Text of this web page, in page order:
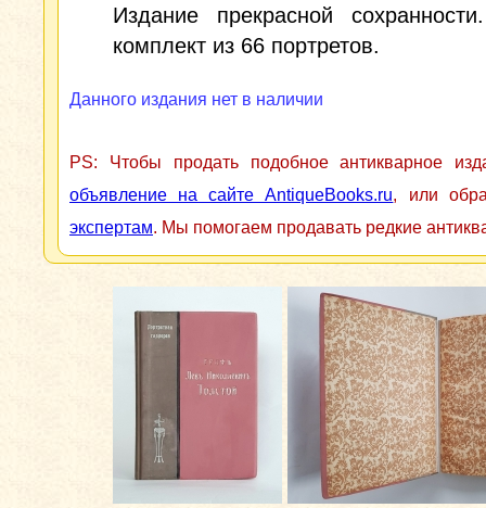
Издание прекрасной
комплект из 66 портретов.
Данного издания нет в наличии
PS: Чтобы продать подобное антикварное
объявление на сайте AntiqueBooks.ru, или
экспертам. Мы помогаем продавать редкие